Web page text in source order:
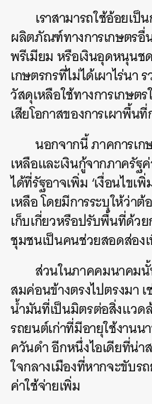
เราสามารถใช้อ้อยเ
ผลิตภัณฑ์ทางการเกษตรอื่
พรีเมียม หรือเงินอุดหนุน
เกษตรกรที่ไม่ได้เผาไร่นา
วัสดุเหลือใช้ทางการเกษต
เสียโอกาสของการเผาพื้น
นอกจากนี้ ภาคการเก
เหลือและเงินกู้จากภาครัฐ
ได้ที่รัฐอาจเพิ่ม ‘เงื่อนไขเ
เหลือ โดยมีการระบุให้ว่า
เก็บเกี่ยวหรือปรับพื้นที่ด้ว
ชุมชนเป็นคนช่วยสอดส่อง
ส่วนในภาคคมนาคมนั้
สมค่อนข้างตรงไปตรงมา
น้ำมันที่เป็นมิตรต่อสิ่งแว
รถยนต์เก่าที่มีอายุใช้งาน
ควันดำ อีกหนึ่งไอเดียที่น่า
ใจกลางเมืองที่หากจะขับร
ค่าใช้จ่ายเพิ่ม